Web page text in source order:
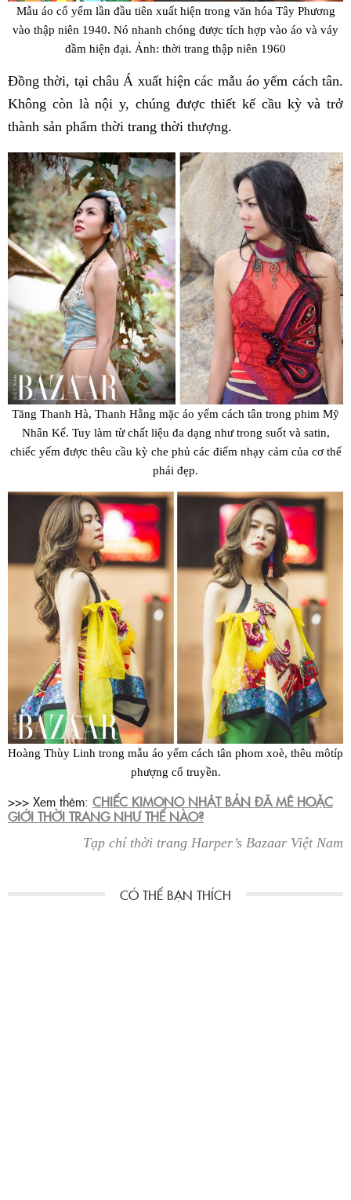
Mẫu áo cổ yếm lần đầu tiên xuất hiện trong văn hóa Tây Phương
vào thập niên 1940. Nó nhanh chóng được tích hợp vào áo và váy
đầm hiện đại. Ảnh: thời trang thập niên 1960
Đồng thời, tại châu Á xuất hiện các mẫu áo yếm cách tân.
Không còn là nội y, chúng được thiết kế cầu kỳ và trở
thành sản phẩm thời trang thời thượng.
Tăng Thanh Hà, Thanh Hằng mặc áo yếm cách tân trong phim Mỹ
Nhân Kế. Tuy làm từ chất liệu đa dạng như trong suốt và satin,
chiếc yếm được thêu cầu kỳ che phủ các điểm nhạy cảm của cơ thể
phái đẹp.
Hoàng Thùy Linh trong mẫu áo yếm cách tân phom xoè, thêu môtíp
phượng cổ truyền.
>>> Xem thêm: CHIẾC KIMONO NHẬT BẢN ĐÃ MÊ HOẶC
GIỚI THỜI TRANG NHƯ THẾ NÀO?
Tạp chí thời trang Harper’s Bazaar Việt Nam